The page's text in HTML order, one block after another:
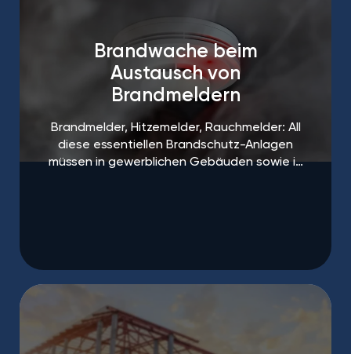
Brandwache beim
Austausch von
Brandmeldern
Brandmelder, Hitzemelder, Rauchmelder: All
diese essentiellen Brandschutz-Anlagen
müssen in gewerblichen Gebäuden sowie in